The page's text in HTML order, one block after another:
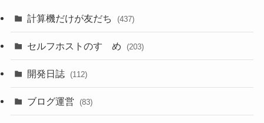
計算機だけが友だち (437)
セルフホストのすゝめ (203)
開発日誌 (112)
ブログ運営 (83)